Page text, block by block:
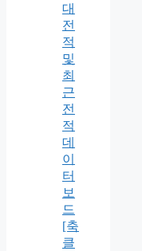
대
전
적
및
최
근
전
적
데
이
터
보
드
[축
클